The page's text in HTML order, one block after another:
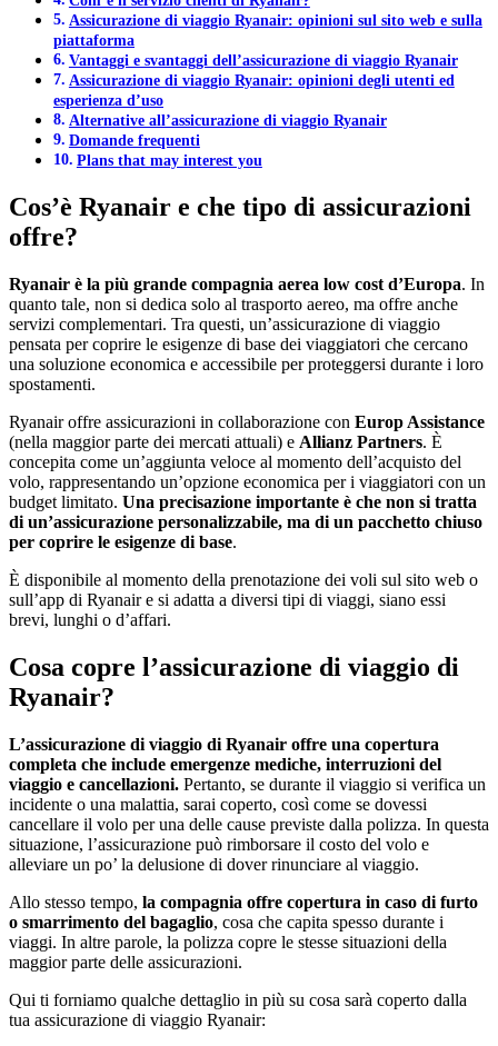
Assicurazione di viaggio Ryanair: opinioni sul sito web e sulla
piattaforma
Vantaggi e svantaggi dell’assicurazione di viaggio Ryanair
Assicurazione di viaggio Ryanair: opinioni degli utenti ed
esperienza d’uso
Alternative all’assicurazione di viaggio Ryanair
Domande frequenti
Plans that may interest you
Cos’è Ryanair e che tipo di assicurazioni
offre?
Ryanair è la più grande compagnia aerea low cost d’Europa. In
quanto tale, non si dedica solo al trasporto aereo, ma offre anche
servizi complementari. Tra questi, un’assicurazione di viaggio
pensata per coprire le esigenze di base dei viaggiatori che cercano
una soluzione economica e accessibile per proteggersi durante i loro
spostamenti.
Ryanair offre assicurazioni in collaborazione con Europ Assistance
(nella maggior parte dei mercati attuali) e Allianz Partners. È
concepita come un’aggiunta veloce al momento dell’acquisto del
volo, rappresentando un’opzione economica per i viaggiatori con un
budget limitato. Una precisazione importante è che non si tratta
di un’assicurazione personalizzabile, ma di un pacchetto chiuso
per coprire le esigenze di base.
È disponibile al momento della prenotazione dei voli sul sito web o
sull’app di Ryanair e si adatta a diversi tipi di viaggi, siano essi
brevi, lunghi o d’affari.
Cosa copre l’assicurazione di viaggio di
Ryanair?
L’assicurazione di viaggio di Ryanair offre una copertura
completa che include emergenze mediche, interruzioni del
viaggio e cancellazioni. Pertanto, se durante il viaggio si verifica un
incidente o una malattia, sarai coperto, così come se dovessi
cancellare il volo per una delle cause previste dalla polizza. In questa
situazione, l’assicurazione può rimborsare il costo del volo e
alleviare un po’ la delusione di dover rinunciare al viaggio.
Allo stesso tempo, la compagnia offre copertura in caso di furto
o smarrimento del bagaglio, cosa che capita spesso durante i
viaggi. In altre parole, la polizza copre le stesse situazioni della
maggior parte delle assicurazioni.
Qui ti forniamo qualche dettaglio in più su cosa sarà coperto dalla
tua assicurazione di viaggio Ryanair: